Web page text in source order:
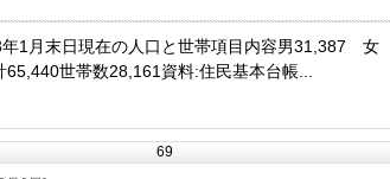
1月末日現在の人口と世帯項目内容男31,387 女
65,440世帯数28,161資料:住民基本台帳...
69